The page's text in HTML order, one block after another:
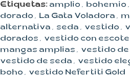
Etiquetas: amplio , bohemio ,
dorado , La Gata Voladora ,
alternativa , seda , vestido ,
dorados , vestido con escote
mangas amplias , vestido
vestido de seda , vestido
boho , vestido Nefertiti Gold